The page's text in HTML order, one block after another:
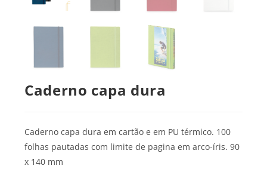
Caderno capa dura
Caderno capa dura em cartão e em PU térmico. 100
folhas pautadas com limite de pagina em arco-íris. 90
x 140 mm